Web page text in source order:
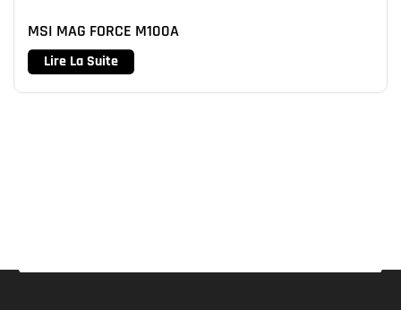
MSI MAG FORCE M100A
Lire La Suite